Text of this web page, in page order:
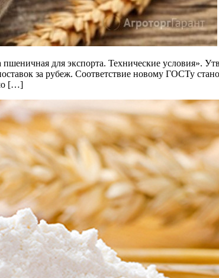
для экспорта. Технические условия».
за рубеж. Соответствие новому ГОСТу
[…]